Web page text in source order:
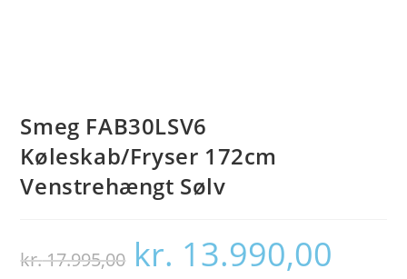
Smeg FAB30LSV6
Køleskab/Fryser 172cm
Venstrehængt Sølv
kr.17.995,00
Den
oprindelige
pris
kr. 13.990,00